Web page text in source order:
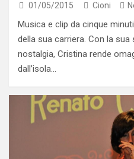
01/05/2015 Cioni
Musica e clip da cinque
della sua carriera. Con la sua
nostalgia, Cristina rende
dall’isola…